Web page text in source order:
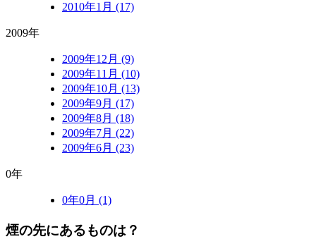
2010年1月 (17)
2009年
2009年12月 (9)
2009年11月 (10)
2009年10月 (13)
2009年9月 (17)
2009年8月 (18)
2009年7月 (22)
2009年6月 (23)
0年
0年0月 (1)
煙の先にあるものは？